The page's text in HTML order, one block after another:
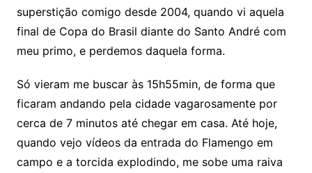
superstição comigo desde 2004, quando vi aquela
final de Copa do Brasil diante do Santo André com
meu primo, e perdemos daquela forma.
Só vieram me buscar às 15h55min, de forma que
ficaram andando pela cidade vagarosamente por
cerca de 7 minutos até chegar em casa. Até hoje,
quando vejo vídeos da entrada do Flamengo em
campo e a torcida explodindo, me sobe uma raiva